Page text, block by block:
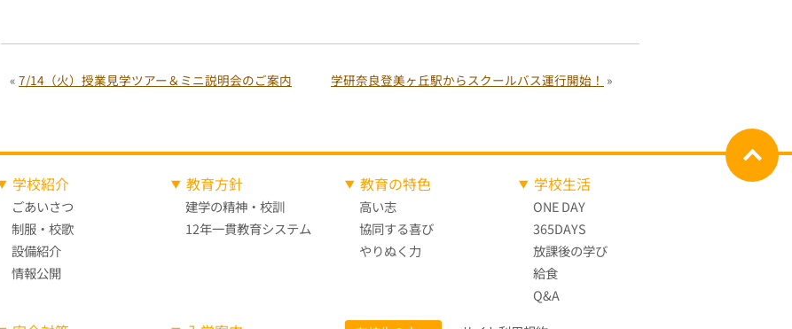
« 7/14（火）授業見学ツアー＆ミニ説明会のご案内 学研奈良登美ヶ丘駅からスクールバス運行開始！ »
学校紹介
ごあいさつ
制服・校歌
設備紹介
情報公開
教育方針
建学の精神・校訓
12年一貫教育システム
教育の特色
高い志
協同する喜び
やりぬく力
学校生活
ONE DAY
365DAYS
放課後の学び
給食
Q&A